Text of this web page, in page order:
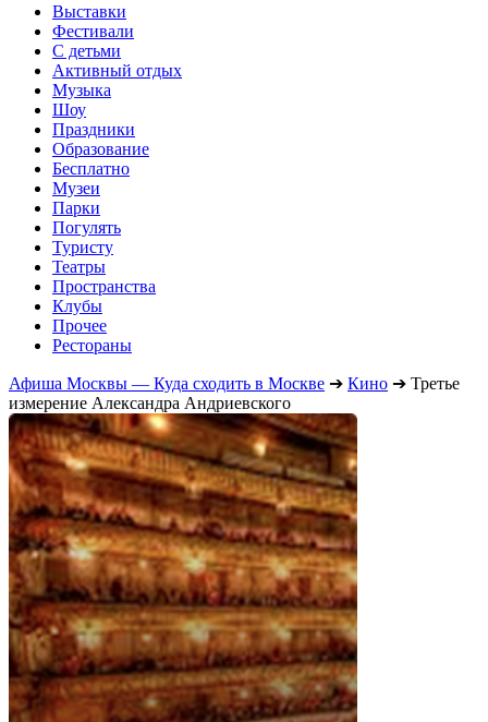
Выставки
Фестивали
С детьми
Активный отдых
Музыка
Шоу
Праздники
Образование
Бесплатно
Музеи
Парки
Погулять
Туристу
Театры
Пространства
Клубы
Прочее
Рестораны
Афиша Москвы — Куда сходить в Москве ➔ Кино ➔ Третье
измерение Александра Андриевского